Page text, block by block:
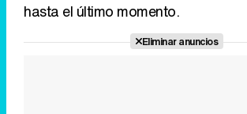
hasta el último momento.
Eliminar anuncios